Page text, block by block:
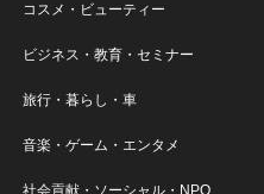
コスメ・ビューティー
ビジネス・教育・セミナー
旅行・暮らし・車
音楽・ゲーム・エンタメ
社会貢献・ソーシャル・NPO